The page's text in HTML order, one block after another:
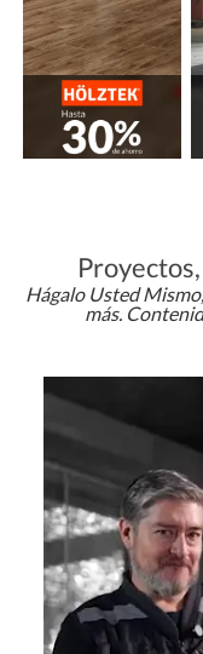
Hágalo Usted
más.